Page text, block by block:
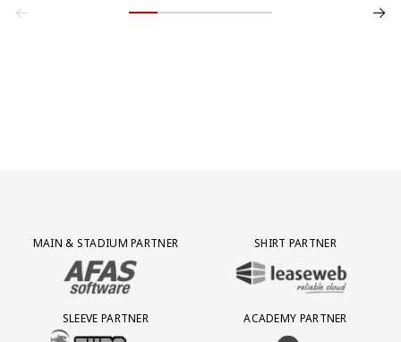
Partner Logos Grid
MAIN & STADIUM PARTNER
BEZOEK ONZE MAIN & STADIUM PARTNER AFAS SOFTWARE
SHIRT PARTNER
BEZOEK ONZE SHIRT PARTNER
SLEEVE PARTNER
BEZOEK ONZE SLEEVE PARTNER EUROJACKPOT
ACADEMY PARTNER